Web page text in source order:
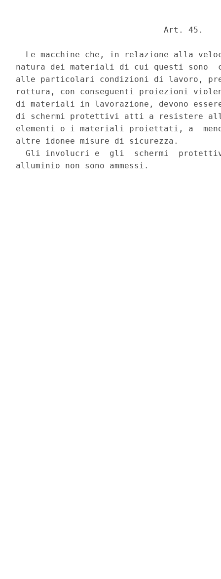
                              Art. 45.
Le macchine che, in relazione alla
natura dei materiali di cui questi
alle particolari condizioni di lavoro,
rottura, con conseguenti proiezioni
di materiali in lavorazione, devono
di schermi protettivi atti a resistere
elementi o i materiali proiettati, a
altre idonee misure di sicurezza.
Gli involucri e  gli  schermi